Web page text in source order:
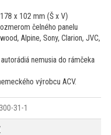
x 102 mm (Š x V)
čelného panelu
Alpine, Sony, Clarion, JVC,
nemusia do rámčeka
výrobcu ACV.
31-1